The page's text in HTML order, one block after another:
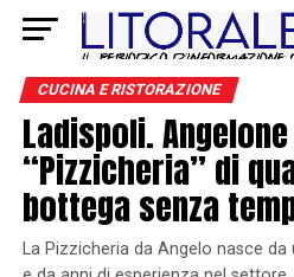
CUCINA E RISTORAZIONE
Ladispoli.
“Pizzicheria” di
bottega senza
La Pizzicheria da Angelo nasce